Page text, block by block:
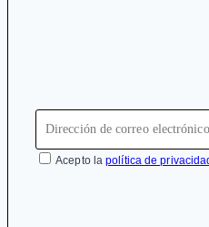
Acepto lapolítica de